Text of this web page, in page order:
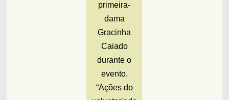
primeira-
dama
Gracinha
Caiado
durante o
evento.
“Ações do